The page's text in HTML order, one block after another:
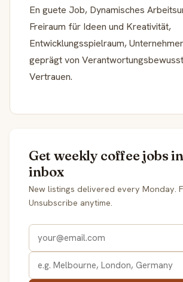
En guete Job, Dynamisches
Freiraum für Ideen und Kreativität,
Entwicklungsspielraum,
geprägt von
Vertrauen.
Get weekly coffee jobs
inbox
New listings delivered every Monday.
Unsubscribe anytime.